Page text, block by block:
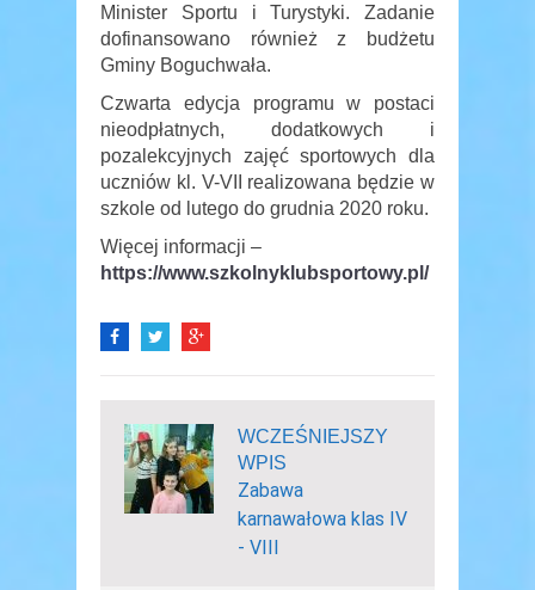
Minister Sportu i Turystyki. Zadanie
dofinansowano również z budżetu
Gminy Boguchwała.
Czwarta edycja programu w postaci
nieodpłatnych, dodatkowych i
pozalekcyjnych zajęć sportowych dla
uczniów kl. V-VII realizowana będzie w
szkole od lutego do grudnia 2020 roku.
Więcej informacji –
https://www.szkolnyklubsportowy.pl/
WCZEŚNIEJSZY
WPIS
Zabawa
karnawałowa klas IV
- VIII